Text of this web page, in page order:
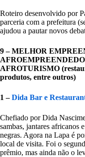
Roteiro desenvolvido por
parceria com a prefeitura
ajudou a pautar novos
9 – MELHOR
AFROTURISMO
produtos, entre outros)
1 –Dida Bar e
Chefiado por Dida
sambas, jantares africanos
negras. Agora na Lapa é
local de visita. Foi o
prêmio, mas ainda não o